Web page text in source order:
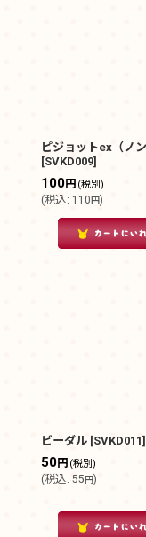
ピジョットex（ノン
[SVKD009]
100円 (税別)
(税込: 110円)
ビーダル [SVKD011]
50円 (税別)
(税込: 55円)